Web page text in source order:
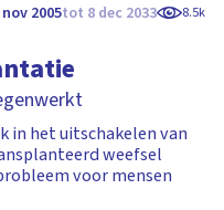
nov 2005tot 8 dec 2033 8.5k
in het uitschakelen van
weefsel
voor mensen